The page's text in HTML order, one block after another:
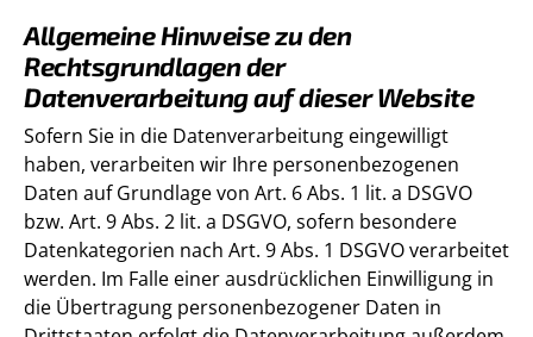
Allgemeine Hinweise zu den
Rechtsgrundlagen der
Datenverarbeitung auf dieser Website
Sofern Sie in die Datenverarbeitung eingewilligt
haben, verarbeiten wir Ihre personenbezogenen
Daten auf Grundlage von Art. 6 Abs. 1 lit. a DSGVO
bzw. Art. 9 Abs. 2 lit. a DSGVO, sofern besondere
Datenkategorien nach Art. 9 Abs. 1 DSGVO verarbeitet
werden. Im Falle einer ausdrücklichen Einwilligung in
die Übertragung personenbezogener Daten in